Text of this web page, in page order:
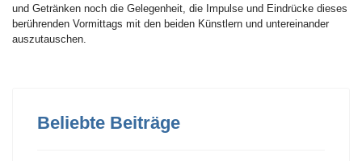
und Getränken noch die Gelegenheit, die Impulse und Eindrücke dieses
berührenden Vormittags mit den beiden Künstlern und untereinander
auszutauschen.
Beliebte Beiträge